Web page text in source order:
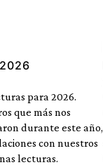
para 2026.
que más nos
durante este año,
con nuestros
lecturas.